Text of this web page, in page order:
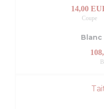
14,00
Coupe
Blanc